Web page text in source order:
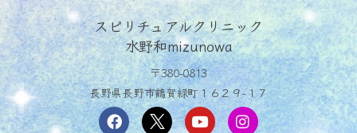
スピリチュアルクリニック
水野和mizunowa
〒380-0813
長野県長野市鶴賀緑町１６２９−１７